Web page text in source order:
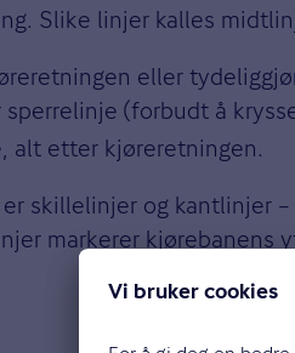
Slike linjer kalles
eller
(forbudt å
alt etter kjøreretningen.
skillelinjer og kantlinjer
markerer kjørebanens